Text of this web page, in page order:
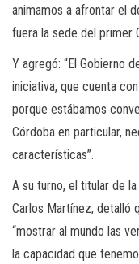
animamos a afrontar el
fuera la sede del primer
Y agregó: “El Gobierno
iniciativa, que cuenta
porque estábamos
Córdoba en particular,
características”.
A su turno, el titular de
Carlos Martínez, detalló
“mostrar al mundo las
la capacidad que